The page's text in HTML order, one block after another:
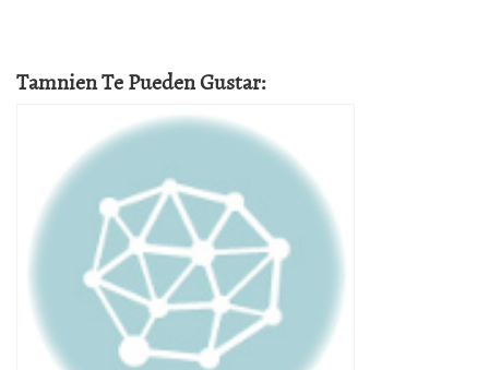
Tamnien Te Pueden Gustar: